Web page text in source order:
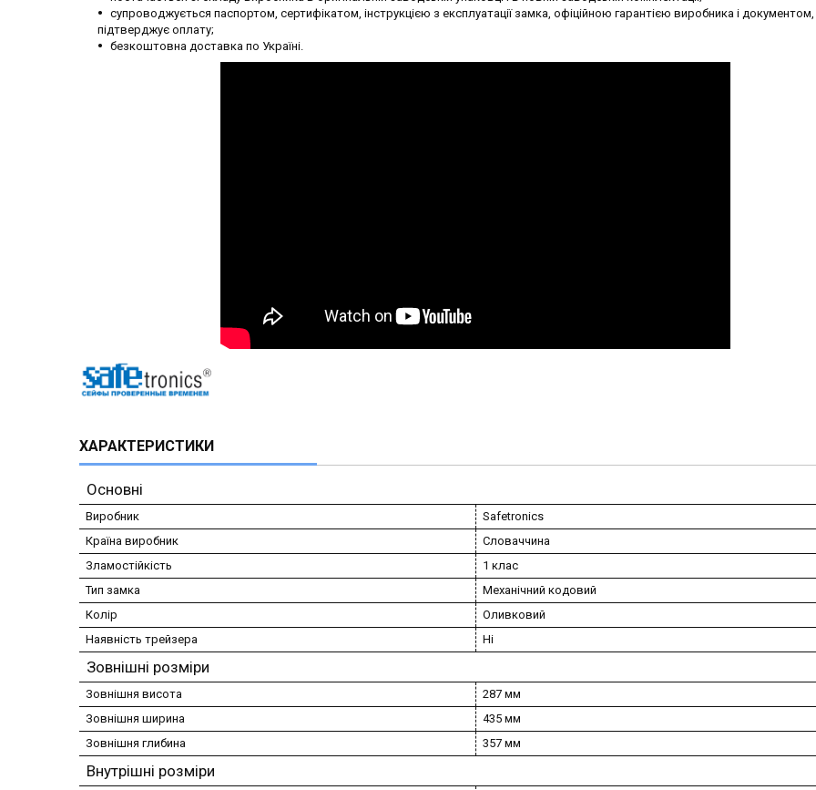
супроводжується паспортом, сертифікатом, інструкцією з експлуатації замка, офіційною гарантією виробника і
підтверджує оплату;
безкоштовна доставка по Україні.
ХАРАКТЕРИСТИКИ
Основні
Виробник
Safetronics
Країна виробник
Словаччина
Зламостійкість
1 клас
Тип замка
Механічний кодовий
Колір
Оливковий
Наявність трейзера
Ні
Зовнішні розміри
Зовнішня висота
287 мм
Зовнішня ширина
435 мм
Зовнішня глибина
357 мм
Внутрішні розміри